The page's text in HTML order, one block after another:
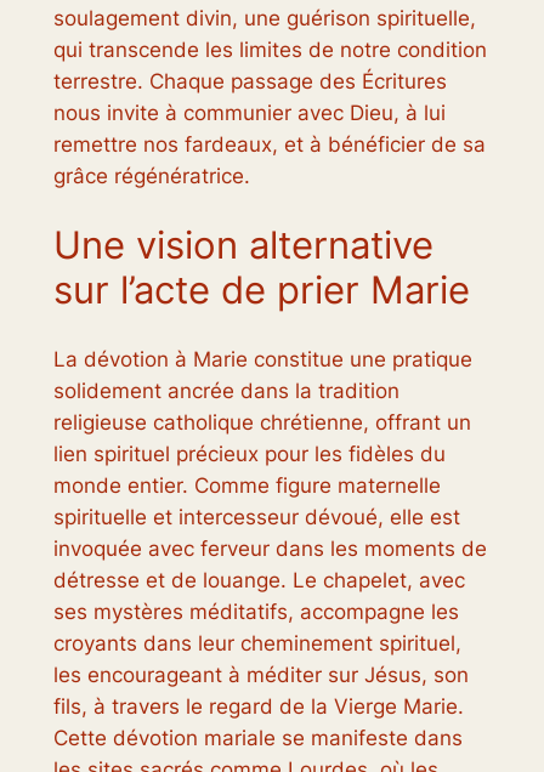
soulagement divin, une guérison spirituelle,
qui transcende les limites de notre condition
terrestre. Chaque passage des Écritures
nous invite à communier avec Dieu, à lui
remettre nos fardeaux, et à bénéficier de sa
grâce régénératrice.
Une vision alternative
sur l’acte de prier Marie
La dévotion à Marie constitue une pratique
solidement ancrée dans la tradition
religieuse catholique chrétienne, offrant un
lien spirituel précieux pour les fidèles du
monde entier. Comme figure maternelle
spirituelle et intercesseur dévoué, elle est
invoquée avec ferveur dans les moments de
détresse et de louange. Le chapelet, avec
ses mystères méditatifs, accompagne les
croyants dans leur cheminement spirituel,
les encourageant à méditer sur Jésus, son
fils, à travers le regard de la Vierge Marie.
Cette dévotion mariale se manifeste dans